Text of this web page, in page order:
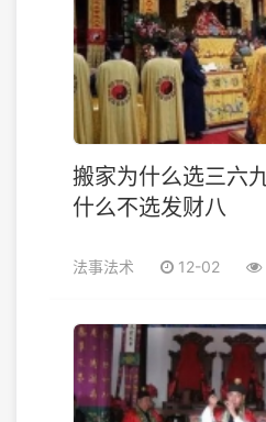
搬家为什么选三六
什么不选发财八
法事法术 12-02